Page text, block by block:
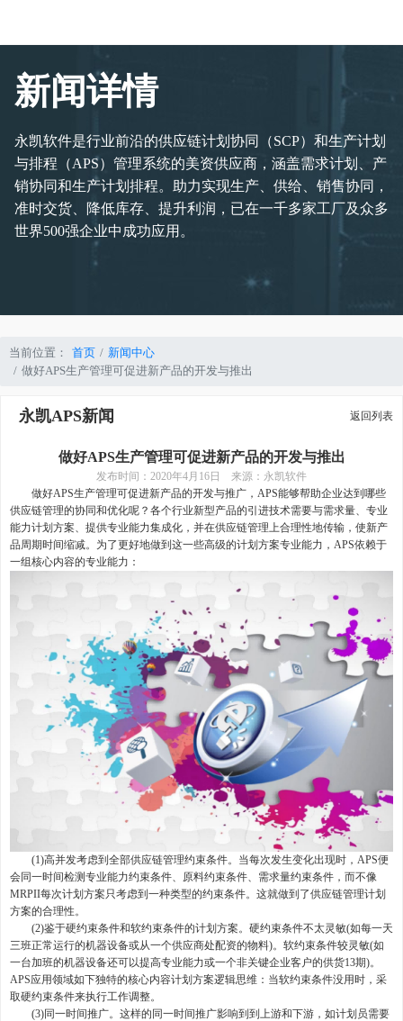
新闻详情
永凯软件是行业前沿的供应链计划协同（SCP）和生产计划
与排程（APS）管理系统的美资供应商，涵盖需求计划、产
销协同和生产计划排程。助力实现生产、供给、销售协同，
准时交货、降低库存、提升利润，已在一千多家工厂及众多
世界500强企业中成功应用。
当前位置： 首页
新闻中心
做好APS生产管理可促进新产品的开发与推出
永凯APS新闻 返回列表
做好APS生产管理可促进新产品的开发与推出
发布时间： 2020年4月16日 来源：永凯软件
做好APS生产管理可促进新产品的开发与推广， APS能够帮助企业达到哪些
供应链管理的协同和优化呢？ 各个行业新型产品的引进技术需要与需求量、专业
能力计划方案、提供专业能力集成化，并在供应链管理上合理性地传输，使新产
品周期时间缩减。为了更好地做到这一些高级的计划方案专业能力，APS依赖于
一组核心内容的专业能力：
(1)高并发考虑到全部供应链管理约束条件。当每次发生变化出现时，APS便
会同一时间检测专业能力约束条件、原料约束条件、需求量约束条件，而不像
MRPII每次计划方案只考虑到一种类型的约束条件。这就做到了供应链管理计划
方案的合理性。
(2)鉴于硬约束条件和软约束条件的计划方案。硬约束条件不太灵敏(如每一天
三班正常运行的机器设备或从一个供应商处配资的物料)。软约束条件较灵敏(如
一台加班的机器设备还可以提高专业能力或一个非关键企业客户的供货13期)。
APS应用领域如下独特的核心内容计划方案逻辑思维：当软约束条件没用时，采
取硬约束条件来执行工作调整。
(3)同一时间推广。这样的同一时间推广影响到到上游和下游，如计划员需要